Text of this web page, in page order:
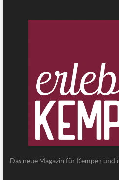
Das neue Magazin für Kempen und